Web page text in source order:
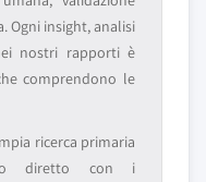
Ogni insight, analisi
nostri rapporti è
comprendono le
ricerca primaria
diretto con i